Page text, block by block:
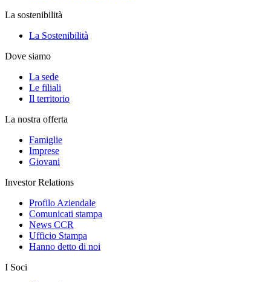
La sostenibilità
La Sostenibilità
Dove siamo
La sede
Le filiali
Il territorio
La nostra offerta
Famiglie
Imprese
Giovani
Investor Relations
Profilo Aziendale
Comunicati stampa
News CCR
Ufficio Stampa
Hanno detto di noi
I Soci